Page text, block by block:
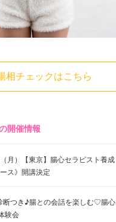
相チェックはこちら
開催情報
月）【東京】腸心セラピスト養成
ス》開講決定
断つき♪腸との会話を楽しむ♡腸心
験会